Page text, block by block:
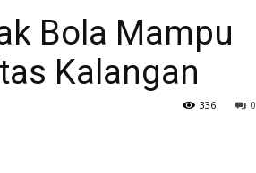
Bola Mampu
Kalangan
0
336